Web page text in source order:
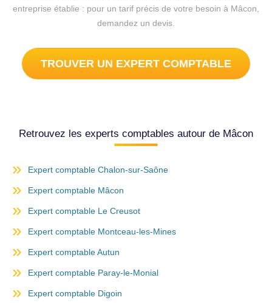
entreprise établie : pour un tarif précis de votre besoin à Mâcon,
demandez un devis.
TROUVER UN EXPERT COMPTABLE
Retrouvez les experts comptables autour de Mâcon
Expert comptable Chalon-sur-Saône
Expert comptable Mâcon
Expert comptable Le Creusot
Expert comptable Montceau-les-Mines
Expert comptable Autun
Expert comptable Paray-le-Monial
Expert comptable Digoin